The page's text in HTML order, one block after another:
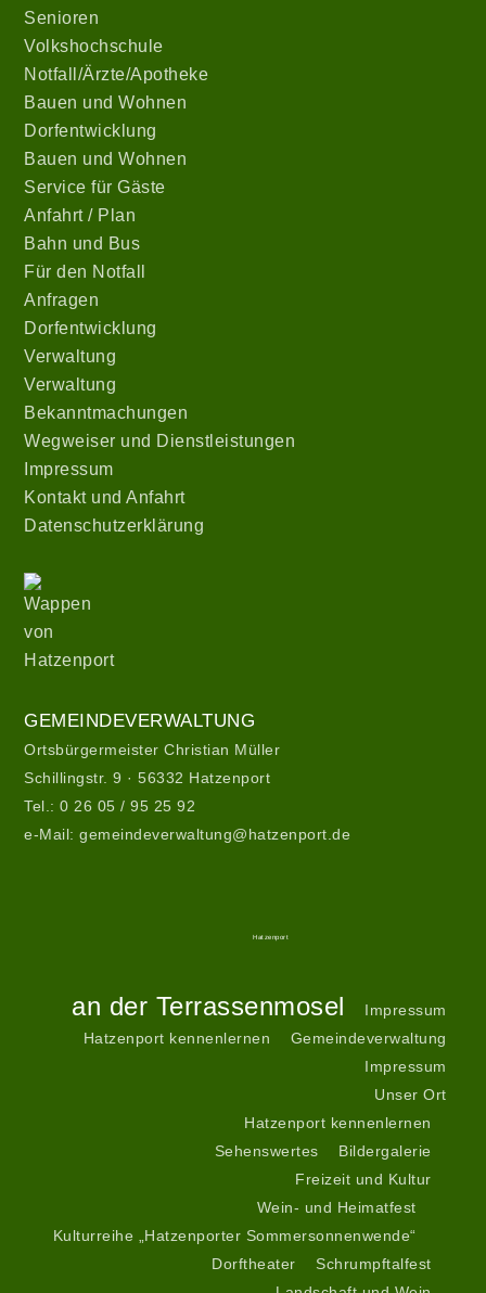
Senioren
Volkshochschule
Notfall/Ärzte/Apotheke
Bauen und Wohnen
Dorfentwicklung
Bauen und Wohnen
Service für Gäste
Anfahrt / Plan
Bahn und Bus
Für den Notfall
Anfragen
Dorfentwicklung
Verwaltung
Verwaltung
Bekanntmachungen
Wegweiser und Dienstleistungen
Impressum
Kontakt und Anfahrt
Datenschutzerklärung
Wappen
von
Gemeindeverwaltung
GEMEINDEVERWALTUNG
Ortsbürgermeister Christian Müller
Schillingstr. 9 · 56332 Hatzenport
Tel.:0 26 05 / 95 25 92
e-Mail:gemeindeverwaltung@hatzenport.de
Hatzenport
an der Terrassenmosel
Impressum
Hatzenport kennenlernen
Gemeindeverwaltung
Impressum
Unser Ort
Hatzenport kennenlernen
Sehenswertes
Bildergalerie
Freizeit und Kultur
Wein- und Heimatfest
Kulturreihe „Hatzenporter Sommersonnenwende“
Dorftheater
Schrumpftalfest